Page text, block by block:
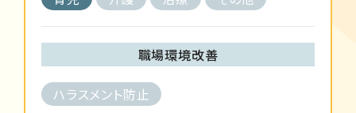
職場環境改善
ハラスメント防止